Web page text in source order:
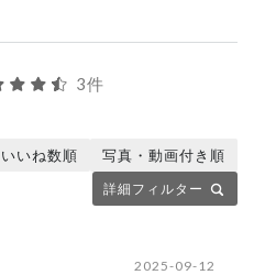
3件
詳細フィルター
いいね数順 写真・動画付き順
2025-09-12